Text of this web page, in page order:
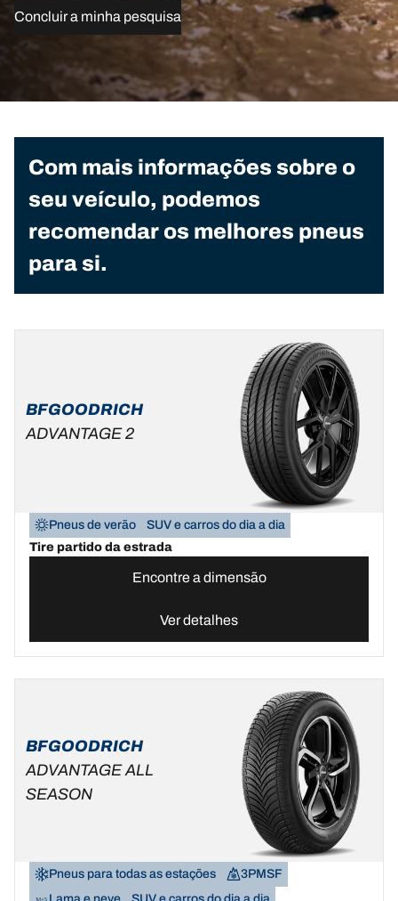
Concluir a minha pesquisa
Com mais informações sobre o
seu veículo, podemos
recomendar os melhores pneus
para si.
BFGOODRICH
ADVANTAGE 2
Pneus de verão
SUV e carros do dia a dia
Tire partido da estrada
Encontre a dimensão
Ver detalhes
BFGOODRICH
ADVANTAGE ALL
SEASON
Pneus para todas as estações
3PMSF